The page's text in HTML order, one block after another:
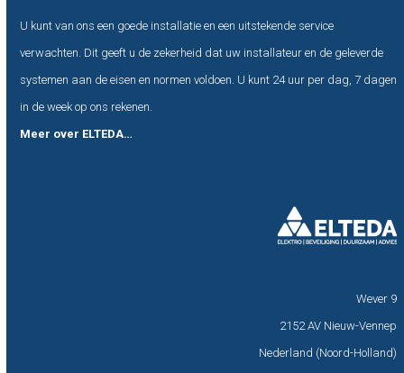
U kunt van ons een goede installatie en een uitstekende service
verwachten. Dit geeft u de zekerheid dat uw installateur en de geleverde
systemen aan de eisen en normen voldoen. U kunt 24 uur per dag, 7 dagen
in de week op ons rekenen.
Meer over ELTEDA…
Wever 9
2152 AV Nieuw-Vennep
Nederland (Noord-Holland)